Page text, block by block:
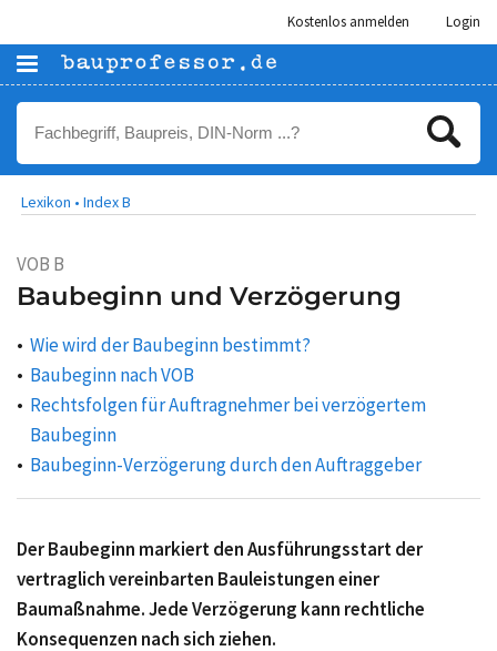
Kostenlos anmelden Login
Lexikon • Index B
VOB B
Baubeginn und Verzögerung
Wie wird der Baubeginn bestimmt?
Baubeginn nach VOB
Rechtsfolgen für Auftragnehmer bei verzögertem
Baubeginn
Baubeginn-Verzögerung durch den Auftraggeber
Der Baubeginn markiert den Ausführungsstart der
vertraglich vereinbarten Bauleistungen einer
Baumaßnahme. Jede Verzögerung kann rechtliche
Konsequenzen nach sich ziehen.